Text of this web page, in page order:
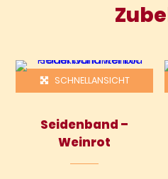
SCHNELLANSICHT
Seidenband –
Weinrot